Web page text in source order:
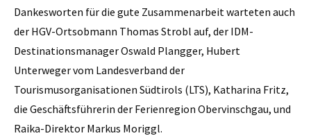
Dankesworten für die gute Zusammenarbeit warteten auch
der HGV-Ortsobmann Thomas Strobl auf, der IDM-
Destinationsmanager Oswald Plangger, Hubert
Unterweger vom Landesverband der
Tourismusorganisationen Südtirols (LTS), Katharina Fritz,
die Geschäftsführerin der Ferienregion Obervinschgau, und
Raika-Direktor Markus Moriggl.